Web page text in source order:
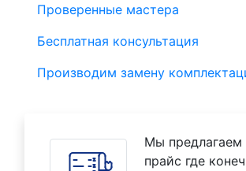
Проверенные мастера
Бесплатная консультация
Производим замену
Мы предлагаем
прайс где